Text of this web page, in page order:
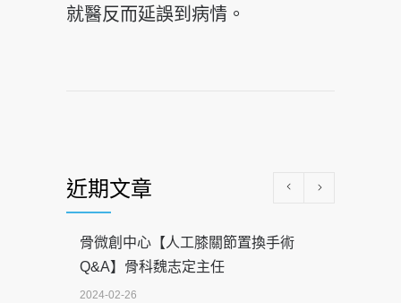
就醫反而延誤到病情。
近期文章
骨微創中心【人工膝關節置換手術
Q&A】骨科魏志定主任
2024-02-26